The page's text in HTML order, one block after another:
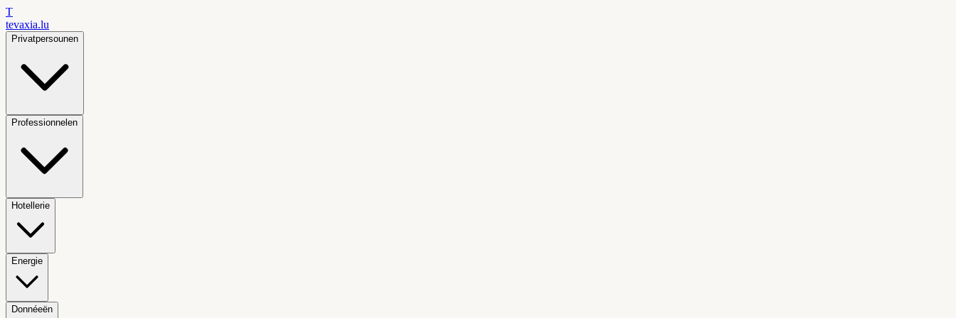
T
tevaxia.lu
Privatpersounen
Professionnelen
Hotellerie
Energie
Donnéeën